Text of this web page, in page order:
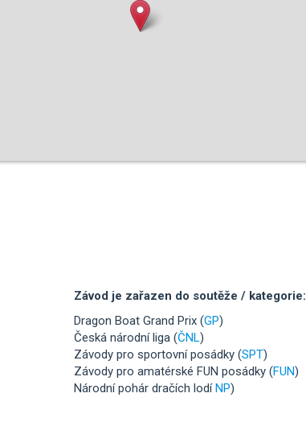
Závod je zařazen do soutěže / kategorie:
Dragon Boat Grand Prix (GP)
Česká národní liga (ČNL)
Závody pro sportovní posádky (SPT)
Závody pro amatérské FUN posádky (FUN)
Národní pohár dračích lodíNP)